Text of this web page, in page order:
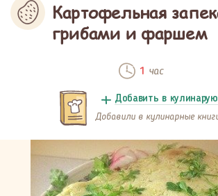
Картофельная
грибами и фаршем
1 час
Добавить в кулинарую
Добавили в кулинарные